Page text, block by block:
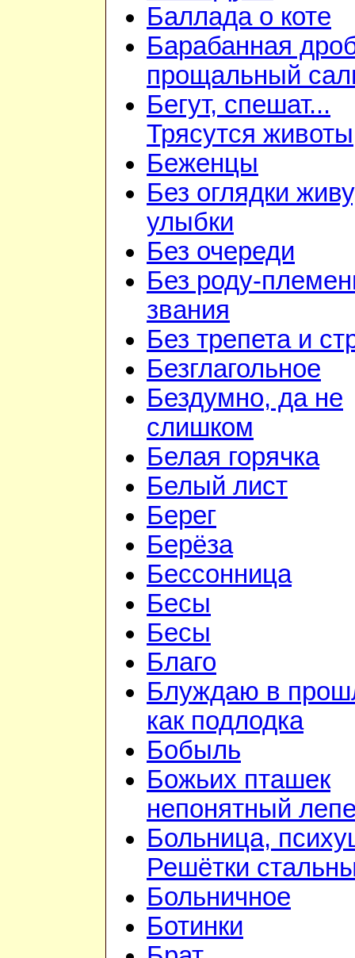
Баллада о коте
Барабанная
прощальный
Бегут, спешат...
Трясутся животы
Беженцы
Без оглядки
улыбки
Без очереди
Без роду-
звания
Без трепета и
Безглагольное
Бездумно, да не
слишком
Белая горячка
Белый лист
Берег
Берёза
Бессонница
Бесы
Бесы
Благо
Блуждаю в
как подлодка
Бобыль
Божьих пташек
непонятный
Больница,
Решётки
Больничное
Ботинки